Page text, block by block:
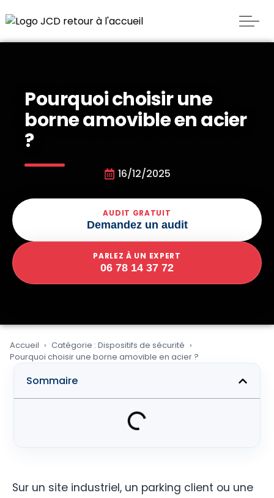
Pourquoi choisir une
borne amovible en acier
?
16/12/2025
AUDIT GRATUIT
Demandez un audit
PARLEZ À UN EXPERT
06 78 14 37 72
Accueil
Catégorie : Dispositifs de sécurité
Pourquoi choisir une borne amovible en acier ?
Sommaire
Sur un site industriel, un parking client ou une